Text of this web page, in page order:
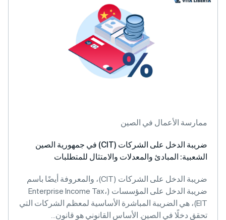
ممارسة الأعمال في الصين
ضريبة الدخل على الشركات (CIT) في جمهورية الصين
الشعبية: المبادئ والمعدلات والامتثال للمتطلبات
ضريبة الدخل على الشركات (CIT)، والمعروفة أيضًا باسم
ضريبة الدخل على المؤسسات (Enterprise Income Tax،
EIT)، هي الضريبة المباشرة الأساسية لمعظم الشركات التي
تحقق دخلًا في الصين. الأساس القانوني هو قانون...